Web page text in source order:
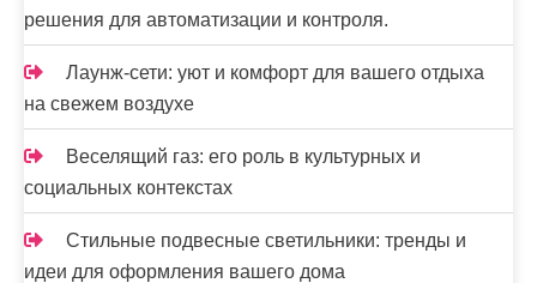
решения для автоматизации и контроля.
Лаунж-сети: уют и комфорт для вашего отдыха
на свежем воздухе
Веселящий газ: его роль в культурных и
социальных контекстах
Стильные подвесные светильники: тренды и
идеи для оформления вашего дома